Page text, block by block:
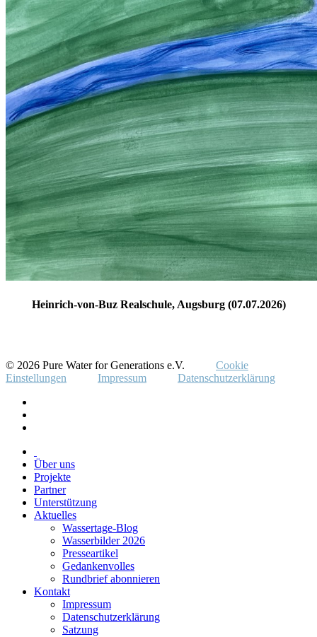
Heinrich-von-Buz Realschule, Augsburg (07.07.2026)
© 2026 Pure Water for Generations e.V.
Cookie
Einstellungen
Impressum Datenschutzerklärung
Über uns
Projekte
Partner
Unterstützung
Aktuelles
Wassertage-Blog
Wasserbilder 2026
Presseartikel
Gedankenvolles
Rundbrief abonnieren
Kontakt
Impressum
Datenschutzerklärung
Satzung